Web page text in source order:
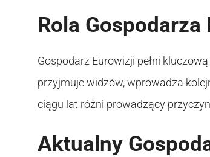
Rola Gospodarza
Gospodarz Eurowizji pełni
przyjmuje widzów, wprowadza
ciągu lat różni prowadzący
Aktualny